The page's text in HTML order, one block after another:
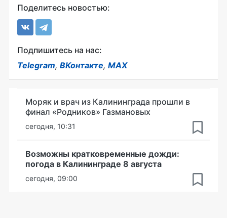
Поделитесь новостью:
Подпишитесь на нас:
Telegram, ВКонтакте, MAX
Моряк и врач из Калининграда прошли в
финал «Родников» Газмановых
сегодня, 10:31
Возможны кратковременные дожди:
погода в Калининграде 8 августа
сегодня, 09:00